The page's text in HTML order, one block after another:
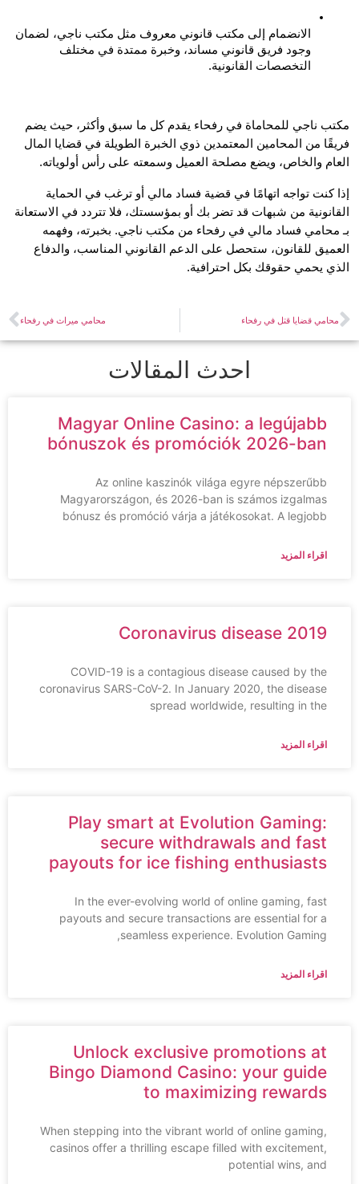
الانضمام إلى مكتب قانوني معروف مثل مكتب ناجي، لضمان
وجود فريق قانوني مساند، وخبرة ممتدة في مختلف
التخصصات القانونية.
مكتب ناجي للمحاماة في رفحاء يقدم كل ما سبق وأكثر، حيث يضم
والخاص، ويضع مصلحة العميل وسمعته على رأس أولوياته.
إذا كنت تواجه اتهامًا في قضية فساد مالي أو ترغب في الحماية
القانونية من شبهات قد تضر بك أو بمؤسستك، فلا تتردد في الاستعانة
بـ محامي فساد مالي في رفحاء من مكتب ناجي. بخبرته، وفهمه
العميق للقانون، ستحصل على الدعم القانوني المناسب، والدفاع
يحمي حقوقك بكل احترافية.
قضايا قتل في رفحاء محامي ميراث في رفحاء
احدث المقالات
Magyar Online Casino: a legújabb
bónuszok és promóciók 2026-ban
Az online kaszinók világa egyre népszerűbb
Magyarországon, és 2026-ban is számos izgalmas
bónusz és promóció várja a játékosokat. A legjobb
اقراء المزيد
Coronavirus disease 2019
COVID-19 is a contagious disease caused by the
coronavirus SARS-CoV-2. In January 2020, the disease
spread worldwide, resulting in the
اقراء المزيد
Play smart at Evolution Gaming:
secure withdrawals and fast
payouts for ice fishing enthusiasts
In the ever-evolving world of online gaming, fast
payouts and secure transactions are essential for a
seamless experience. Evolution Gaming,
اقراء المزيد
Unlock exclusive promotions at
Bingo Diamond Casino: your guide
to maximizing rewards
When stepping into the vibrant world of online gaming,
casinos offer a thrilling escape filled with excitement,
potential wins, and